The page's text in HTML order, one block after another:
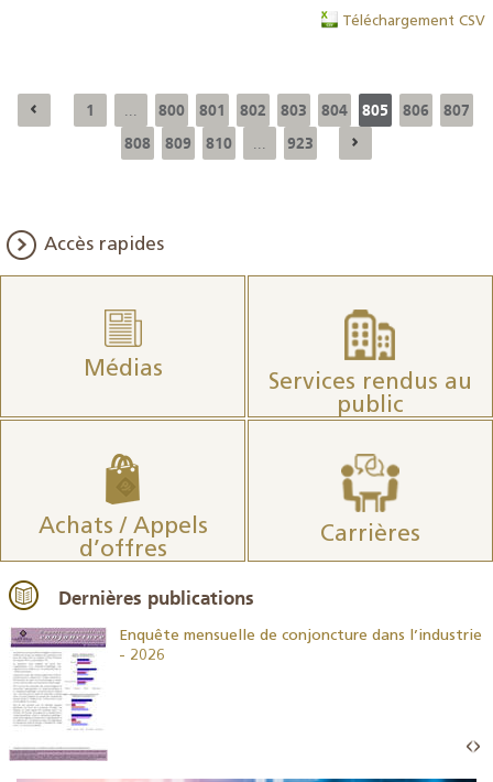
Téléchargement CSV
1 800 801 802 803 804 805 806
807
808
809 810 923
Accès rapides
Médias
Services rendus au
public
Achats / Appels
d’offres
Carrières
Dernières publications
Enquête mensuelle de conjoncture dans l’industrie
- 2026